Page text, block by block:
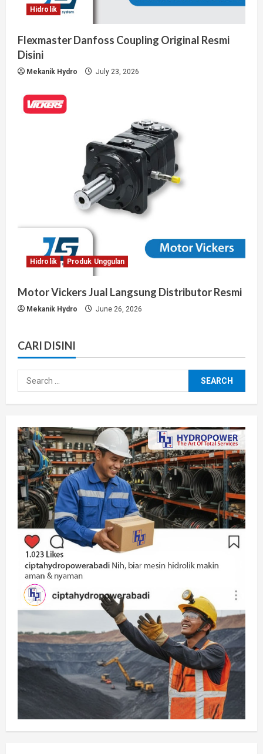
Hidrolik
Flexmaster Danfoss Coupling Original Resmi
Disini
Mekanik Hydro July 23, 2026
Hidrolik Produk Unggulan
Motor Vickers Jual Langsung Distributor Resmi
Mekanik Hydro June 26, 2026
CARI DISINI
Search
for: